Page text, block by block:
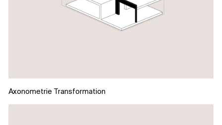
Axonometrie Transformation